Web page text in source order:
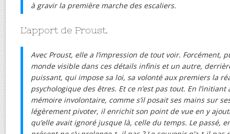
à gravir la première marche des escaliers.
L’apport de Proust.
Avec Proust, elle a l’impression de tout voir. Forcément,
monde visible dans ces détails infinis et un autre,
puissant, qui impose sa loi, sa volonté aux premiers la
psychologique des êtres. Et ce n’est pas tout. En
mémoire involontaire, comme s’il posait ses mains sur
légèrement pivoter, il enrichit son point de vue en y
qu’elle avait ignoré jusque là, celle du temps. Le passé,